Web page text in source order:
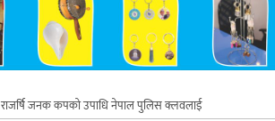
जनक कपको उपाधि नेपाल पुलिस क्लवलाई